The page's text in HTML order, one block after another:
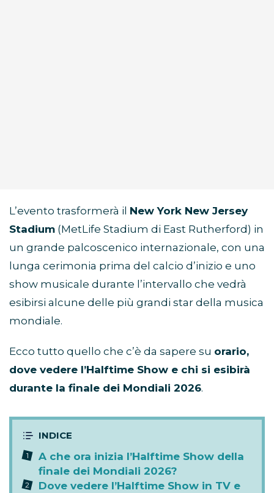
L’evento trasformerà il New York New Jersey
Stadium (MetLife Stadium di East Rutherford) in
un grande palcoscenico internazionale, con una
lunga cerimonia prima del calcio d’inizio e uno
show musicale durante l’intervallo che vedrà
esibirsi alcune delle più grandi star della musica
mondiale.
Ecco tutto quello che c’è da sapere su orario,
dove vedere l’Halftime Show e chi si esibirà
durante la finale dei Mondiali 2026.
A che ora inizia l’Halftime Show della
finale dei Mondiali 2026?
Dove vedere l’Halftime Show in TV e